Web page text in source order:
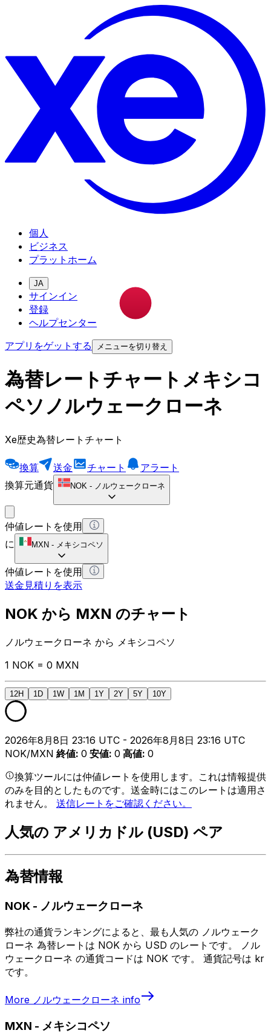
個人
ビジネス
プラットホーム
JA
サインイン
登録
ヘルプセンター
アプリをゲットする
メニューを切り替え
為替レートチャートメキシコ
ペソノルウェークローネ
Xe歴史為替レートチャート
換算 送金 チャート
アラート
換算元通貨
NOK - ノルウェークローネ
仲値レートを使用
に
MXN - メキシコペソ
仲値レートを使用
送金見積りを表示
NOK から MXN のチャート
ノルウェークローネ から メキシコペソ
1 NOK = 0 MXN
12H 1D 1W 1M 1Y 2Y 5Y 10Y
2026年8月8日 23:16 UTC - 2026年8月8日 23:16 UTC
NOK/MXN 終値: 0 安値: 0 高値: 0
換算ツールには仲値レートを使用します。これは情報提供
のみを目的としたものです。送金時にはこのレートは適用さ
れません。 送信レートをご確認ください。
人気の アメリカドル (USD) ペア
為替情報
NOK - ノルウェークローネ
弊社の通貨ランキングによると、最も人気の ノルウェーク
ローネ 為替レートは NOK から USD のレートです。 ノル
ウェークローネ の通貨コードは NOK です。 通貨記号は kr
です。
More ノルウェークローネ info
MXN - メキシコペソ